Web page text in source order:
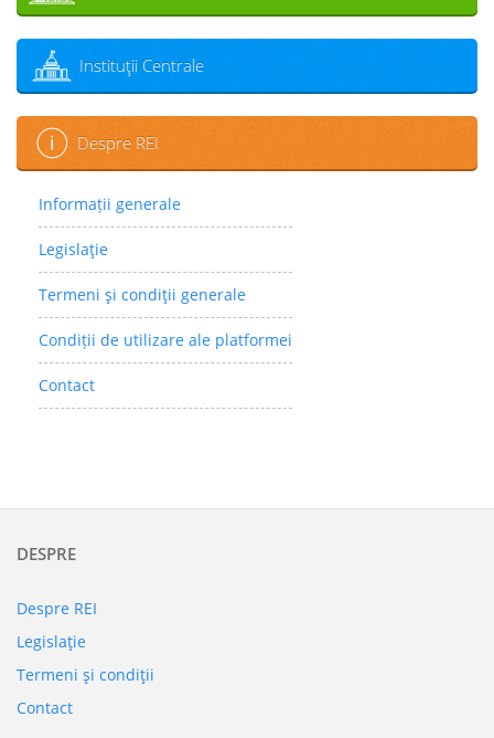
Instituţii Centrale
Despre REI
Informații generale
Legislaţie
Termeni şi condiţii generale
Condiții de utilizare ale platformei
Contact
DESPRE
Despre REI
Legislaţie
Termeni şi condiţii
Contact